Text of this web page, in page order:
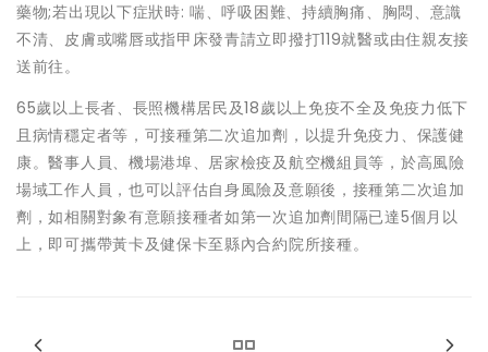
藥物;若出現以下症狀時: 喘、呼吸困難、持續胸痛、胸悶、意識
不清、皮膚或嘴唇或指甲床發青請立即撥打119就醫或由住親友接
送前往。
65歲以上長者、長照機構居民及18歲以上免疫不全及免疫力低下
且病情穩定者等，可接種第二次追加劑，以提升免疫力、保護健
康。醫事人員、機場港埠、居家檢疫及航空機組員等，於高風險
場域工作人員，也可以評估自身風險及意願後，接種第二次追加
劑，如相關對象有意願接種者如第一次追加劑間隔已達5個月以
上，即可攜帶黃卡及健保卡至縣內合約院所接種。